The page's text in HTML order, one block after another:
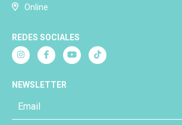
Online
REDES SOCIALES
NEWSLETTER